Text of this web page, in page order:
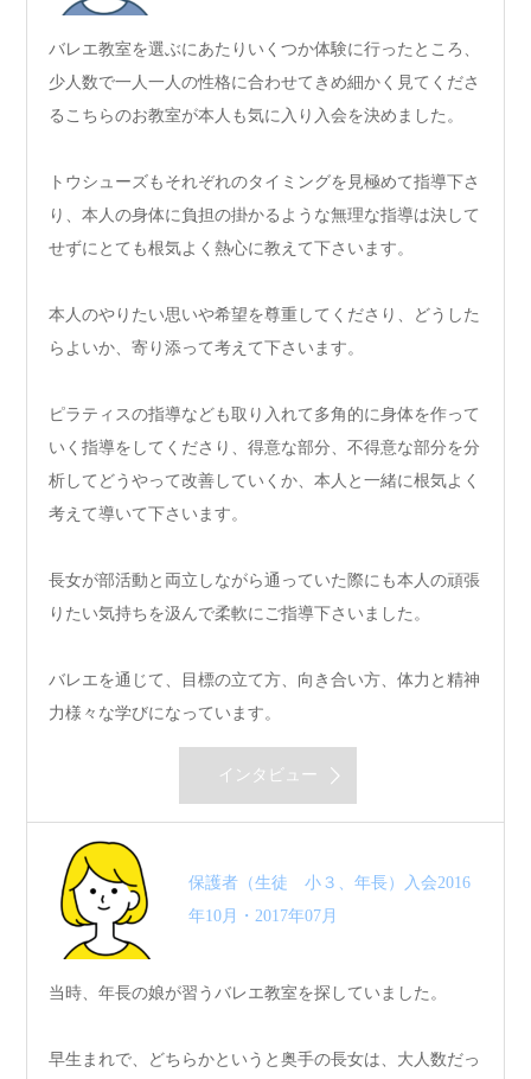
バレエ教室を選ぶにあたりいくつか体験に行ったところ、
少人数で一人一人の性格に合わせてきめ細かく見てくださ
るこちらのお教室が本人も気に入り入会を決めました。
トウシューズもそれぞれのタイミングを見極めて指導下さ
り、本人の身体に負担の掛かるような無理な指導は決して
せずにとても根気よく熱心に教えて下さいます。
本人のやりたい思いや希望を尊重してくださり、どうした
らよいか、寄り添って考えて下さいます。
ピラティスの指導なども取り入れて多角的に身体を作って
いく指導をしてくださり、得意な部分、不得意な部分を分
析してどうやって改善していくか、本人と一緒に根気よく
考えて導いて下さいます。
長女が部活動と両立しながら通っていた際にも本人の頑張
りたい気持ちを汲んで柔軟にご指導下さいました。
バレエを通じて、目標の立て方、向き合い方、体力と精神
力様々な学びになっています。
インタビュー
保護者（生徒 小３、年長）入会2016
年10月・2017年07月
当時、年長の娘が習うバレエ教室を探していました。
早生まれで、どちらかというと奥手の長女は、大人数だっ